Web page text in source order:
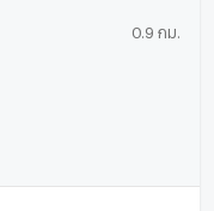
0.9 กม.